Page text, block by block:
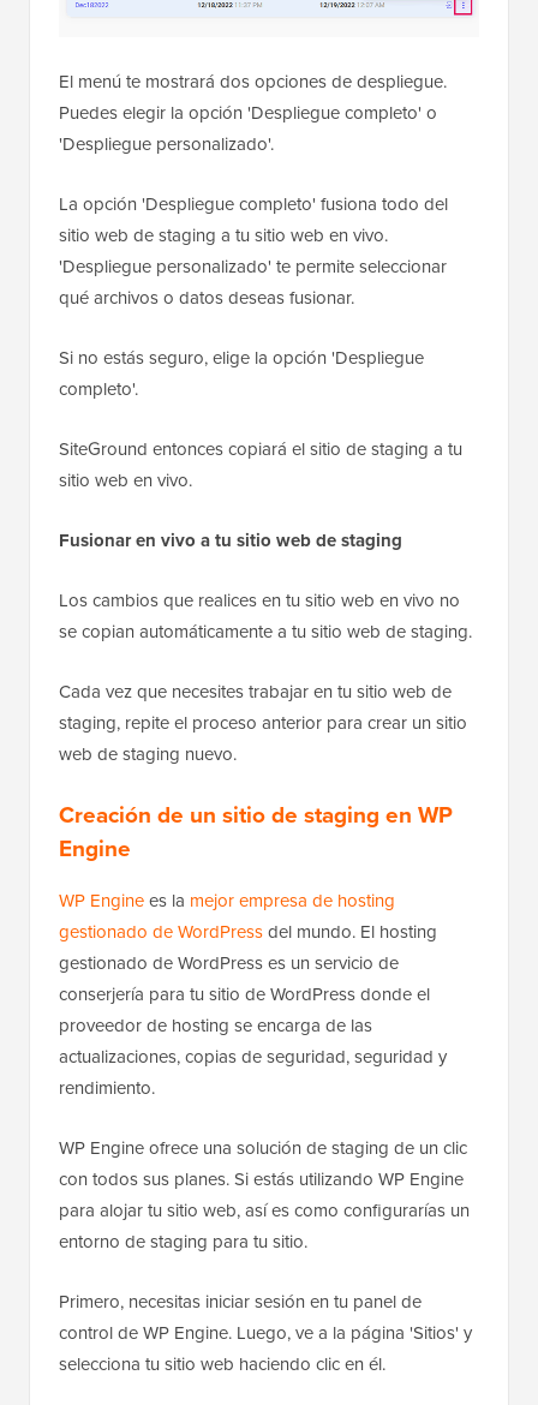
El menú te mostrará dos opciones de despliegue.
Puedes elegir la opción 'Despliegue completo' o
'Despliegue personalizado'.
La opción 'Despliegue completo' fusiona todo del
sitio web de staging a tu sitio web en vivo.
'Despliegue personalizado' te permite seleccionar
qué archivos o datos deseas fusionar.
Si no estás seguro, elige la opción 'Despliegue
completo'.
SiteGround entonces copiará el sitio de staging a tu
sitio web en vivo.
Fusionar en vivo a tu sitio web de staging
Los cambios que realices en tu sitio web en vivo no
se copian automáticamente a tu sitio web de staging.
Cada vez que necesites trabajar en tu sitio web de
staging, repite el proceso anterior para crear un sitio
web de staging nuevo.
Creación de un sitio de staging en WP
Engine
WP Enginees la mejor empresa de hosting
gestionado de WordPressdel mundo. El hosting
gestionado de WordPress es un servicio de
conserjería para tu sitio de WordPress donde el
proveedor de hosting se encarga de las
actualizaciones, copias de seguridad, seguridad y
rendimiento.
WP Engine ofrece una solución de staging de un clic
con todos sus planes. Si estás utilizando WP Engine
para alojar tu sitio web, así es como configurarías un
entorno de staging para tu sitio.
Primero, necesitas iniciar sesión en tu panel de
control de WP Engine. Luego, ve a la página 'Sitios' y
selecciona tu sitio web haciendo clic en él.